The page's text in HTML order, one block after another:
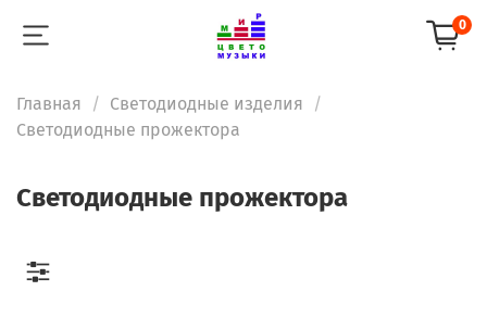
0
Главная
Светодиодные изделия
Светодиодные прожектора
Светодиодные прожектора